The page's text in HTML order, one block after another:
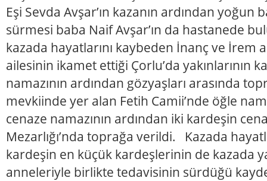
Eşi Sevda Avşar’ın kazanın ardından yoğun
sürmesi baba Naif Avşar’ın da hastanede
kazada hayatlarını kaybeden İnanç ve İrem
ailesinin ikamet ettiği Çorlu’da yakınlarının
namazının ardından gözyaşları arasında
mevkiinde yer alan Fetih Camii’nde öğle
cenaze namazının ardından iki kardeşin
Mezarlığı’nda toprağa verildi. Kazada
kardeşin en küçük kardeşlerinin de kazada
anneleriyle birlikte tedavisinin sürdüğü